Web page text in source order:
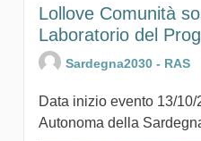
Lollove Comunità
Laboratorio del
Sardegna2030 - RAS
Data inizio evento 13/
Autonoma della